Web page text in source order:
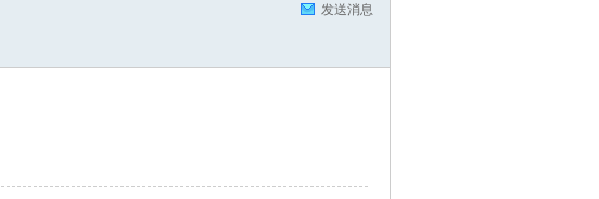
发送消息